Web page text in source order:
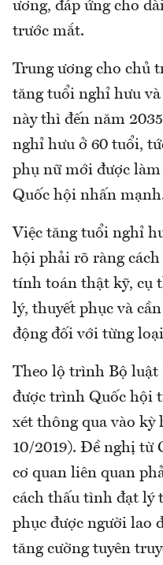
ương, đáp ứng cho
trước mắt.
Trung ương cho chủ
tăng tuổi nghỉ hưu
này thì đến năm
nghỉ hưu ở 60 tuổi,
phụ nữ mới được
Quốc hội nhấn
Việc tăng tuổi nghỉ
hội phải rõ ràng
tính toán thật kỹ, cụ
lý, thuyết phục và
động đối với từng
Theo lộ trình Bộ luật
được trình Quốc hội
xét thông qua vào kỳ
10/2019). Đề nghị từ
cơ quan liên quan
cách thấu tình đạt lý
phục được người lao
tăng cường tuyên